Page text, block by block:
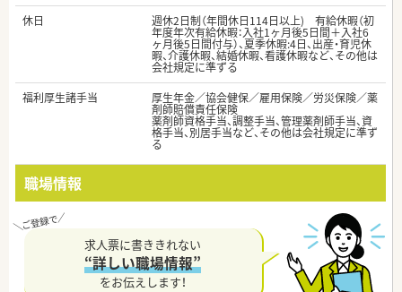
休日
週休2日制（年間休日114日以上) 有給休暇（初
年度年次有給休暇：入社1ヶ月後5日間＋入社6
ヶ月後5日間付与）、夏季休暇:4日、出産・育児休
暇、介護休暇、結婚休暇、看護休暇など、その他は
会社規定に準ずる
福利厚生諸手当
厚生年金／協会健保／雇用保険／労災保険／薬
剤師賠償責任保険
薬剤師資格手当、調整手当、管理薬剤師手当、資
格手当、別居手当など、その他は会社規定に準ず
る
職場情報
求人票に書ききれない
“詳しい職場情報”
をお伝えします！